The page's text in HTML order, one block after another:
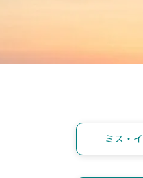
ミス・